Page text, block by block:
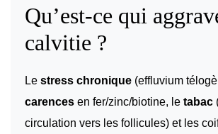
Qu’est-ce qui
calvitie ?
Le stress chronique (effluvium
carences en fer/zinc/biotine, le tabac
circulation vers les follicules) et les